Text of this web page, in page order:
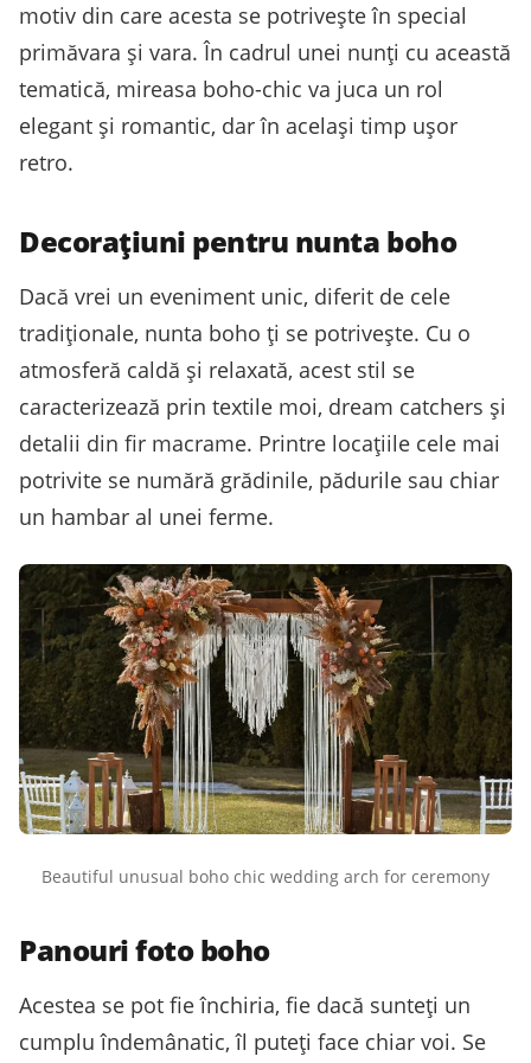
motiv din care acesta se potrivește în special
primăvara și vara. În cadrul unei nunți cu această
tematică, mireasa boho-chic va juca un rol
elegant și romantic, dar în același timp ușor
retro.
Decorațiuni pentru nunta boho
Dacă vrei un eveniment unic, diferit de cele
tradiționale, nunta boho ți se potrivește. Cu o
atmosferă caldă și relaxată, acest stil se
caracterizează prin textile moi, dream catchers și
detalii din fir macrame. Printre locațiile cele mai
potrivite se numără grădinile, pădurile sau chiar
un hambar al unei ferme.
Beautiful unusual boho chic wedding arch for ceremony
Panouri foto boho
Acestea se pot fie închiria, fie dacă sunteți un
cumplu îndemânatic, îl puteți face chiar voi. Se